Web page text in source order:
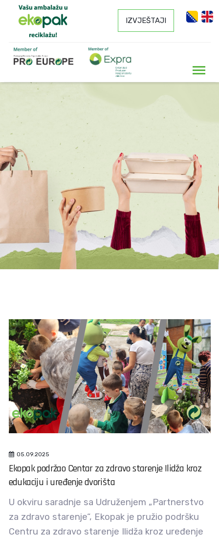
IZVJEŠTAJI
05.09.2025
Ekopak podržao Centar za zdravo starenje Ilidža kroz
edukaciju i uređenje dvorišta
U okviru saradnje sa Udruženjem „Partnerstvo
za zdravo starenje“, Ekopak je pružio podršku
Centru za zdravo starenje Ilidža kroz uređenje